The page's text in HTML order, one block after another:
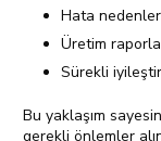
Hata
Üretim
Sürekli
Bu yaklaşım
gerekli önlemler